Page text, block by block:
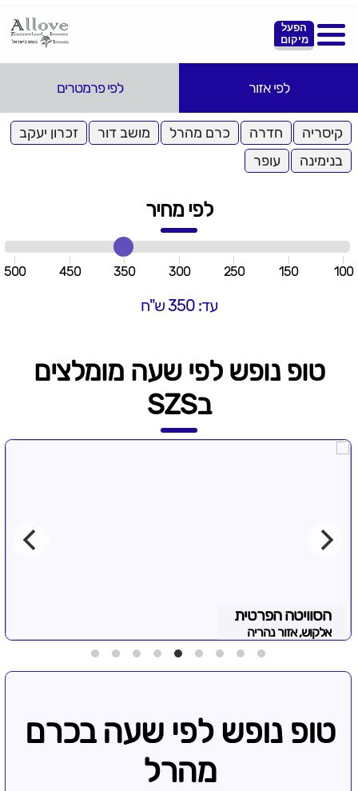
הפעל
מיקום
לפי אזור לפי פרמטרים
קיסריה חדרה כרם מהרל מושב דור
זכרון יעקב
בנימינה
עופר
לפי מחיר
100
150
250
300
350
450
500
עד: 350 ש"ח
טופ נופש לפי שעה מומלצים
בSZS
הסוויטה הפרטית
אלקוש, אזור נהריה
טופ נופש לפי שעה בכרם
מהרל